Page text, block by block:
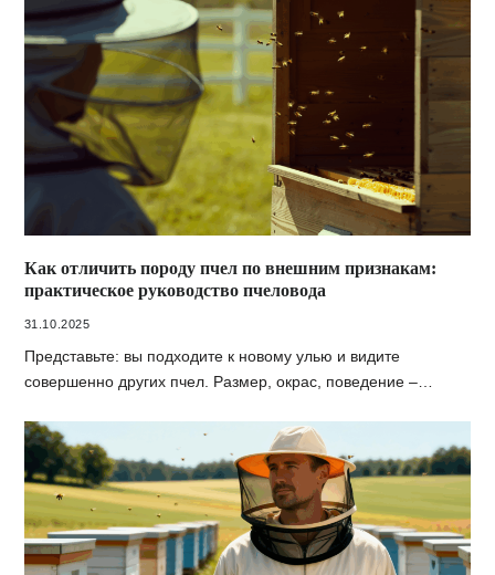
Как отличить породу пчел по внешним признакам:
практическое руководство пчеловода
31.10.2025
Представьте: вы подходите к новому улью и видите
совершенно других пчел. Размер, окрас, поведение –…